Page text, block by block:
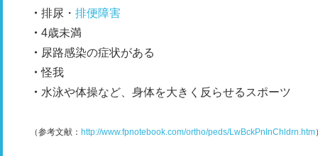
排尿・ 排便障害
4歳未満
尿路感染の症状がある
怪我
水泳や体操など、身体を大きく反らせるスポーツ
（参考文献： http://www.fpnotebook.com/ortho/peds/LwBckPnInChldrn.htm